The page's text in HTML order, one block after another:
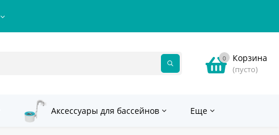
0 Корзина
(пусто)
Аксессуары для бассейнов Еще